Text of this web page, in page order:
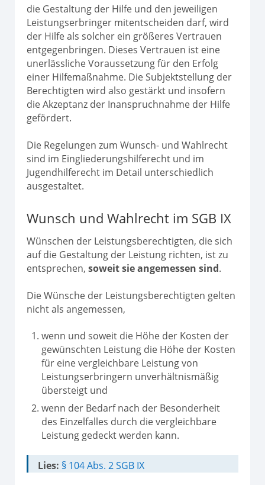
die Gestaltung der Hilfe und den jeweiligen
Leistungserbringer mitentscheiden darf, wird
der Hilfe als solcher ein größeres Vertrauen
entgegenbringen. Dieses Vertrauen ist eine
unerlässliche Voraussetzung für den Erfolg
einer Hilfemaßnahme. Die Subjektstellung der
Berechtigten wird also gestärkt und insofern
die Akzeptanz der Inanspruchnahme der Hilfe
gefördert.
Die Regelungen zum Wunsch- und Wahlrecht
sind im Eingliederungshilferecht und im
Jugendhilferecht im Detail unterschiedlich
ausgestaltet.
Wunsch und Wahlrecht im SGB IX
Wünschen der Leistungsberechtigten, die sich
auf die Gestaltung der Leistung richten, ist zu
entsprechen, soweit sie angemessen sind.
Die Wünsche der Leistungsberechtigten gelten
nicht als angemessen,
wenn und soweit die Höhe der Kosten der
gewünschten Leistung die Höhe der Kosten
für eine vergleichbare Leistung von
Leistungserbringern unverhältnismäßig
übersteigt und
wenn der Bedarf nach der Besonderheit
des Einzelfalles durch die vergleichbare
Leistung gedeckt werden kann.
Lies: § 104 Abs. 2 SGB IX